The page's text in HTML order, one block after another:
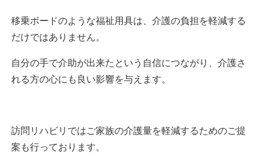
移乗ボードのような福祉用具は、介護の負担を軽減する
だけではありません。
自分の手で介助が出来たという自信につながり、介護さ
れる方の心にも良い影響を与えます。
訪問リハビリではご家族の介護量を軽減するためのご提
案も行っております。